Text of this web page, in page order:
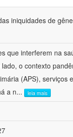
iniquidades de
que interferem na
o contexto
(APS), serviços
a n... leia mais